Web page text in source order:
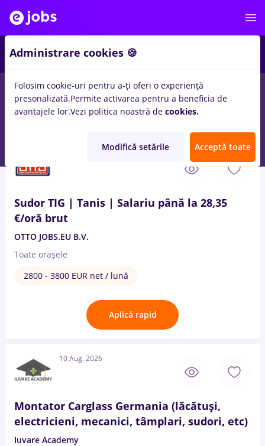
Salarii Full time Part time Fără experiență
Sudor TIG | Tanis | Salariu până la 28,35
€/oră brut
OTTO JOBS.EU B.V.
Toate oraşele
2800 - 3800 EUR net / lună
Aplică rapid
10 Aug. 2026
Montator Carglass Germania (lăcătuși,
electricieni, mecanici, tâmplari, sudori, etc)
Iuvare Academy
Administrare cookies 🍪
Folosim cookie-uri pentru a-ți oferi o experiență
presonalizată.Permite activarea pentru a beneficia de
avantajele lor.Vezi politica noastră de cookies.
Modifică setările Acceptă toate